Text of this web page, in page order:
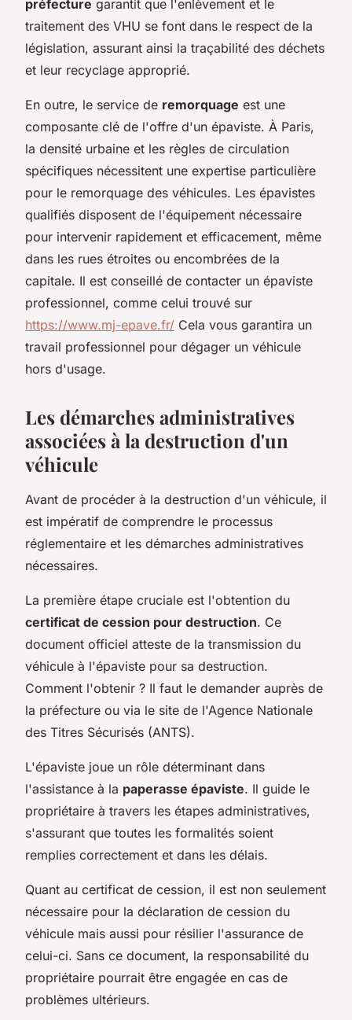
préfecture garantit que l'enlèvement et le
traitement des VHU se font dans le respect de la
législation, assurant ainsi la traçabilité des déchets
et leur recyclage approprié.
En outre, le service de remorquage est une
composante clé de l'offre d'un épaviste. À Paris,
la densité urbaine et les règles de circulation
spécifiques nécessitent une expertise particulière
pour le remorquage des véhicules. Les épavistes
qualifiés disposent de l'équipement nécessaire
pour intervenir rapidement et efficacement, même
dans les rues étroites ou encombrées de la
capitale. Il est conseillé de contacter un épaviste
professionnel, comme celui trouvé sur
https://www.mj-epave.fr/ Cela vous garantira un
travail professionnel pour dégager un véhicule
hors d'usage.
Les démarches administratives
associées à la destruction d'un
véhicule
Avant de procéder à la destruction d'un véhicule, il
est impératif de comprendre le processus
réglementaire et les démarches administratives
nécessaires.
La première étape cruciale est l'obtention du
certificat de cession pour destruction. Ce
document officiel atteste de la transmission du
véhicule à l'épaviste pour sa destruction.
Comment l'obtenir ? Il faut le demander auprès de
la préfecture ou via le site de l'Agence Nationale
des Titres Sécurisés (ANTS).
L'épaviste joue un rôle déterminant dans
l'assistance à la paperasse épaviste. Il guide le
propriétaire à travers les étapes administratives,
s'assurant que toutes les formalités soient
remplies correctement et dans les délais.
Quant au certificat de cession, il est non seulement
nécessaire pour la déclaration de cession du
véhicule mais aussi pour résilier l'assurance de
celui-ci. Sans ce document, la responsabilité du
propriétaire pourrait être engagée en cas de
problèmes ultérieurs.